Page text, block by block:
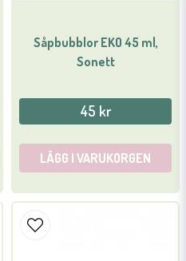
Såpbubblor EKO 45 ml,
Sonett
45 kr
LÄGG I VARUKORGEN